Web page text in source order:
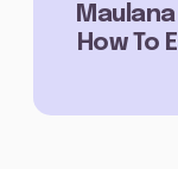
How To